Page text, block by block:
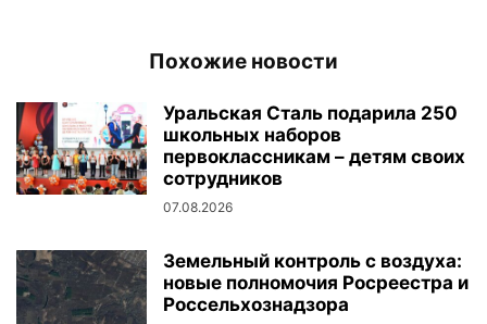
Похожие новости
Уральская Сталь подарила 250
школьных наборов
первоклассникам – детям своих
сотрудников
07.08.2026
Земельный контроль с воздуха:
новые полномочия Росреестра и
Россельхознадзора